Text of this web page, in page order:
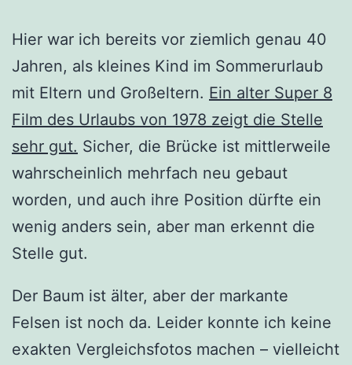
Hier war ich bereits vor ziemlich genau 40
Jahren, als kleines Kind im Sommerurlaub
mit Eltern und Großeltern. Ein alter Super 8
Film des Urlaubs von 1978 zeigt die Stelle
sehr gut. Sicher, die Brücke ist mittlerweile
wahrscheinlich mehrfach neu gebaut
worden, und auch ihre Position dürfte ein
wenig anders sein, aber man erkennt die
Stelle gut.
Der Baum ist älter, aber der markante
Felsen ist noch da. Leider konnte ich keine
exakten Vergleichsfotos machen – vielleicht